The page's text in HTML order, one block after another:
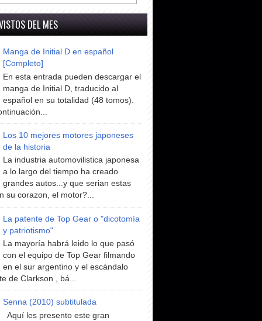
DEL MES
Manga de Initial D en español
[Completo]
En esta entrada pueden descargar el
manga de Initial D, traducido al
español en su totalidad (48 tomos).
Los 10 mejores motores japoneses
de la historia
La industria automovilistica japonesa
a lo largo del tiempo ha creado
grandes autos...y que serian estas
su corazon, el motor?...
La patente de Top Gear o "dicotomía
y patriotismo"
La mayoría habrá leido lo que pasó
con el equipo de Top Gear filmando
en el sur argentino y el escándalo
de Clarkson , bá...
Senna (2010) subtitulada
Aquí les presento este gran